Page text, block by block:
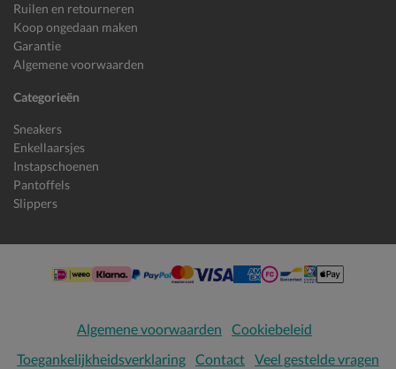
Ruilen en retourneren
Koop ongedaan maken
Garantie
Algemene voorwaarden
Categorieën
Sneakers
Enkellaarsjes
Instapschoenen
Pantoffels
Slippers
Algemene voorwaarden
Cookiebeleid
Toegankelijkheidsverklaring Contact Veel gestelde vragen